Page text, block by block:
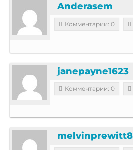
Anderasem
Комментарии: 0
janepayne1623
Комментарии: 0
melvinprewitt8